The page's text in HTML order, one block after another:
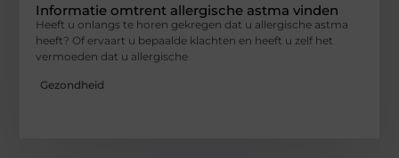
Informatie omtrent allergische astma vinden
Heeft u onlangs te horen gekregen dat u allergische astma
heeft? Of ervaart u bepaalde klachten en heeft u zelf het
vermoeden dat u allergische
Gezondheid